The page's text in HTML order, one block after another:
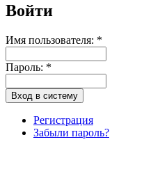
Войти
Имя пользователя: *
Пароль: *
Регистрация
Забыли пароль?